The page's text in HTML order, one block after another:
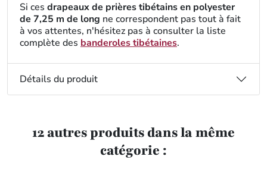
Si ces drapeaux de prières tibétains en polyester
de 7,25 m de long ne correspondent pas tout à fait
à vos attentes, n'hésitez pas à consulter la liste
complète des banderoles tibétaines.
Détails du produit
12 autres produits dans la même
catégorie :